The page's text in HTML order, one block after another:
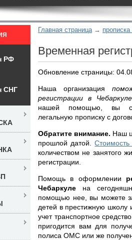
Главная страница
Временная
Обновление страницы:
Наша организация
регистрации в
нашей помощью, вы
легальную прописку с
Обратите внимание. Наш
прошлой датой.
количеством не занятого
регистрации.
Помощь в оформлении
Чебаркуле на
помощью нее, вы можете
детей в престижную школу
учет транспортное
пригодится вам для
полиса ОМС или же
РФ
СНГ